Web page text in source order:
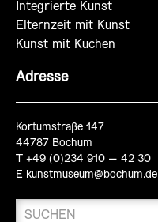
Integrierte Kunst
Elternzeit mit Kunst
Kunst mit Kuchen
Adresse
Kortumstraße 147
44787 Bochum
T +49 (0)234 910 – 42 30
E kunstmuseum@bochum.de